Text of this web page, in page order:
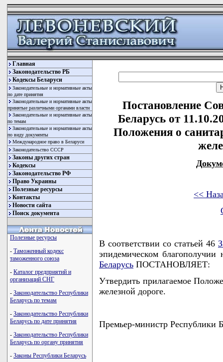
Главная
Законодательство РБ
Кодексы Беларуси
Законодательные и нормативные акты
по дате принятия
Законодательные и нормативные акты
принятые различными органами власти
Законодательные и нормативные акты
по темам
Законодательные и нормативные акты
по виду документы
Международное право в Беларуси
Законодательство СССР
Законы других стран
Кодексы
Законодательство РФ
Право Украины
Полезные ресурсы
Контакты
Новости сайта
Поиск документа
Полезные ресурсы
- Таможенный кодекс
таможенного союза
- Каталог предприятий и
организаций СНГ
- Законодательство Республики
Беларусь по темам
- Законодательство Республики
Беларусь по дате принятия
- Законодательство Республики
Беларусь по органу принятия
- Законы Республики Беларусь
Постановление
Беларусь от
Положения о
<<
В соответствии со статьей 46
эпидемическом благополучии
Беларусь ПОСТАНОВЛЯЕТ:
Утвердить прилагаемое
железной дороге.
Премьер-министр